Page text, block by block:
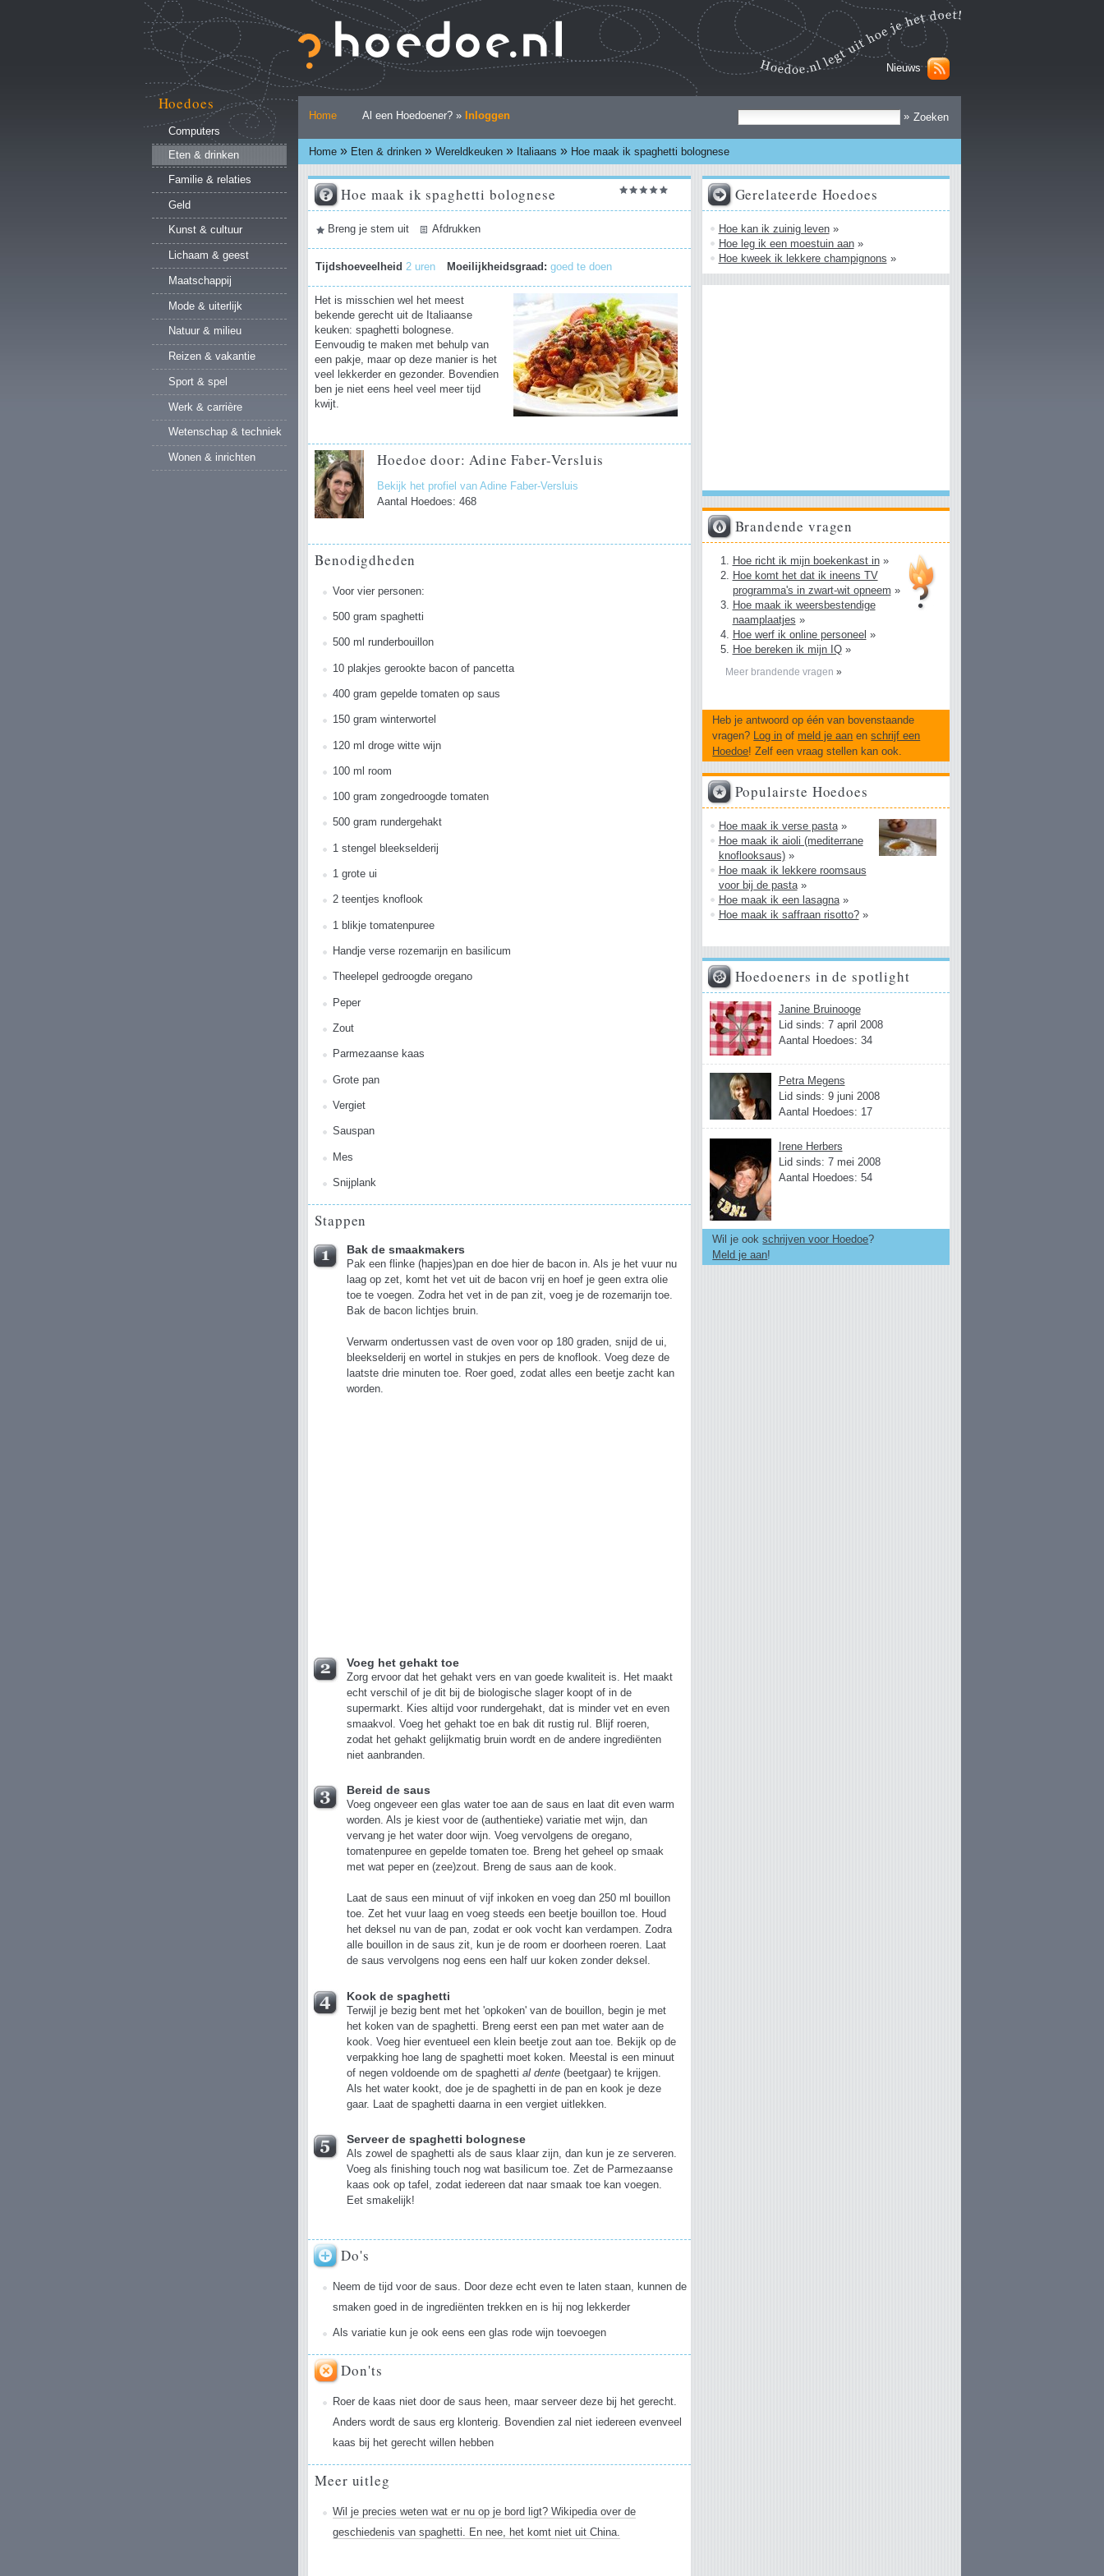
naar
inhoud.
Ga
naar
navigatie
Nieuws
»
Persoonlijke
hulpmiddelen
Home Al een Hoedoener? » Inloggen
Home » Eten & drinken » Wereldkeuken » Italiaans » Hoe maak ik spaghetti bolognese
Hoedoes
Computers
Eten & drinken
Familie & relaties
Geld
Kunst & cultuur
Lichaam & geest
Maatschappij
Mode & uiterlijk
Natuur & milieu
Reizen & vakantie
Sport & spel
Werk & carrière
Wetenschap & techniek
Wonen & inrichten
Hoe maak ik spaghetti bolognese
Document
Breng je stem uit Afdrukken
Tijdshoeveelheid 2 uren Moeilijkheidsgraad: goed te doen
Het is misschien wel het meest
bekende gerecht uit de Italiaanse
keuken: spaghetti bolognese.
Eenvoudig te maken met behulp van
een pakje, maar op deze manier is het
veel lekkerder en gezonder. Bovendien
ben je niet eens heel veel meer tijd
kwijt.
Hoedoe door: Adine Faber-Versluis
Bekijk het profiel van Adine Faber-Versluis
Aantal Hoedoes: 468
Benodigdheden
Voor vier personen:
500 gram spaghetti
500 ml runderbouillon
10 plakjes gerookte bacon of pancetta
400 gram gepelde tomaten op saus
150 gram winterwortel
120 ml droge witte wijn
100 ml room
100 gram zongedroogde tomaten
500 gram rundergehakt
1 stengel bleekselderij
1 grote ui
2 teentjes knoflook
1 blikje tomatenpuree
Handje verse rozemarijn en basilicum
Theelepel gedroogde oregano
Peper
Zout
Parmezaanse kaas
Grote pan
Vergiet
Sauspan
Mes
Snijplank
Stappen
Bak de smaakmakers
Pak een flinke (hapjes)pan en doe hier de bacon in. Als je het vuur nu
laag op zet, komt het vet uit de bacon vrij en hoef je geen extra olie
toe te voegen. Zodra het vet in de pan zit, voeg je de rozemarijn toe.
Bak de bacon lichtjes bruin.
Verwarm ondertussen vast de oven voor op 180 graden, snijd de ui,
bleekselderij en wortel in stukjes en pers de knoflook. Voeg deze de
laatste drie minuten toe. Roer goed, zodat alles een beetje zacht kan
worden.
Voeg het gehakt toe
Zorg ervoor dat het gehakt vers en van goede kwaliteit is. Het maakt
echt verschil of je dit bij de biologische slager koopt of in de
supermarkt. Kies altijd voor rundergehakt, dat is minder vet en even
smaakvol. Voeg het gehakt toe en bak dit rustig rul. Blijf roeren,
zodat het gehakt gelijkmatig bruin wordt en de andere ingrediënten
niet aanbranden.
Bereid de saus
Voeg ongeveer een glas water toe aan de saus en laat dit even warm
worden. Als je kiest voor de (authentieke) variatie met wijn, dan
vervang je het water door wijn. Voeg vervolgens de oregano,
tomatenpuree en gepelde tomaten toe. Breng het geheel op smaak
met wat peper en (zee)zout. Breng de saus aan de kook.
Laat de saus een minuut of vijf inkoken en voeg dan 250 ml bouillon
toe. Zet het vuur laag en voeg steeds een beetje bouillon toe. Houd
het deksel nu van de pan, zodat er ook vocht kan verdampen. Zodra
alle bouillon in de saus zit, kun je de room er doorheen roeren. Laat
de saus vervolgens nog eens een half uur koken zonder deksel.
Kook de spaghetti
Terwijl je bezig bent met het 'opkoken' van de bouillon, begin je met
het koken van de spaghetti. Breng eerst een pan met water aan de
kook. Voeg hier eventueel een klein beetje zout aan toe. Bekijk op de
verpakking hoe lang de spaghetti moet koken. Meestal is een minuut
of negen voldoende om de spaghettial dente (beetgaar) te krijgen.
Als het water kookt, doe je de spaghetti in de pan en kook je deze
gaar. Laat de spaghetti daarna in een vergiet uitlekken.
Serveer de spaghetti bolognese
Als zowel de spaghetti als de saus klaar zijn, dan kun je ze serveren.
Voeg als finishing touch nog wat basilicum toe. Zet de Parmezaanse
kaas ook op tafel, zodat iedereen dat naar smaak toe kan voegen.
Eet smakelijk!
Do's
Neem de tijd voor de saus. Door deze echt even te laten staan, kunnen de
smaken goed in de ingrediënten trekken en is hij nog lekkerder
Als variatie kun je ook eens een glas rode wijn toevoegen
Don'ts
Roer de kaas niet door de saus heen, maar serveer deze bij het gerecht.
Anders wordt de saus erg klonterig. Bovendien zal niet iedereen evenveel
kaas bij het gerecht willen hebben
Meer uitleg
Wil je precies weten wat er nu op je bord ligt? Wikipedia over de
geschiedenis van spaghetti. En nee, het komt niet uit China.
Gerelateerde Hoedoes
Hoe kan ik zuinig leven»
Hoe leg ik een moestuin aan»
Hoe kweek ik lekkere champignons »
Brandende vragen
Hoe richt ik mijn boekenkast in»
Hoe komt het dat ik ineens TV
programma's in zwart-wit opneem »
Hoe maak ik weersbestendige
naamplaatjes »
Hoe werf ik online personeel »
Hoe bereken ik mijn IQ»
Meer brandende vragen »
Heb je antwoord op één van bovenstaande
vragen?
Log in of meld je aan enschrijf een
Hoedoe! Zelf een vraag stellen kan ook.
Populairste Hoedoes
Hoe maak ik verse pasta»
Hoe maak ik aioli (mediterrane
knoflooksaus)»
Hoe maak ik lekkere roomsaus
voor bij de pasta»
Hoe maak ik een lasagna»
Hoe maak ik saffraan risotto?»
Hoedoeners in de spotlight
Janine Bruinooge
Lid sinds: 7 april 2008
Aantal Hoedoes: 34
Petra Megens
Lid sinds: 9 juni 2008
Aantal Hoedoes: 17
Irene Herbers
Lid sinds: 7 mei 2008
Aantal Hoedoes: 54
Wil je ookschrijven voor Hoedoe?
Meld je aan!